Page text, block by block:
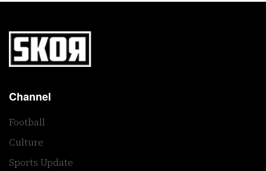
Channel
Football
Culture
Sports Update